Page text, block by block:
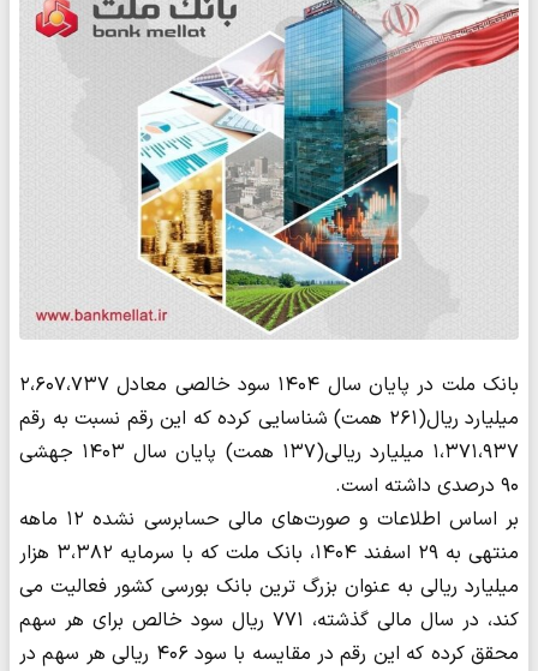
بانک ملت در پایان سال ۱۴۰۴ سود خالصی معادل ۲،۶۰۷،۷۳۷
میلیارد ریال(۲۶۱ همت) شناسایی کرده که این رقم نسبت به رقم
۱،۳۷۱،۹۳۷ میلیارد ریالی(۱۳۷ همت) پایان سال ۱۴۰۳ جهشی
۹۰ درصدی داشته است.
بر اساس اطلاعات و صورت‌های مالی حسابرسی نشده ۱۲ ماهه
منتهی به ۲۹ اسفند ۱۴۰۴، بانک ملت که با سرمایه ۳،۳۸۲ هزار
میلیارد ریالی به عنوان بزرگ ترین بانک بورسی کشور فعالیت می
کند، در سال مالی گذشته، ۷۷۱ ریال سود خالص برای هر سهم
محقق کرده که این رقم در مقایسه با سود ۴۰۶ ریالی هر سهم در